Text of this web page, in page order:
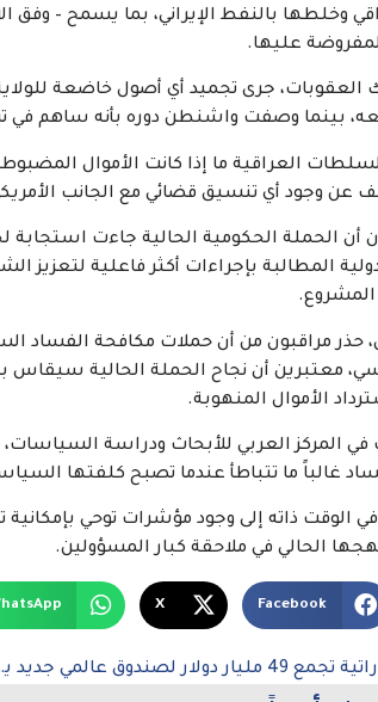
وخلطها بالنفط الإيراني، بما يسمح – وفق
عليها.
جرى تجميد أي أصول خاضعة للولاية
بينما وصفت واشنطن دوره بأنه ساهم في
العراقية ما إذا كانت الأموال
عن وجود أي تنسيق قضائي مع الجانب
أن الحملة الحكومية الحالية جاءت
المطالبة بإجراءات أكثر فاعلية لتعزيز
المشروع.
حذر مراقبون من أن حملات مكافحة
معتبرين أن نجاح الحملة الحالية
الأموال المنهوبة.
في المركز العربي للأبحاث ودراسة
غالباً ما تتباطأ عندما تصبح كلفتها
في الوقت ذاته إلى وجود مؤشرات توحي
الحالي في ملاحقة كبار المسؤولين.
Facebook
X
شركة إماراتية تجمع 49